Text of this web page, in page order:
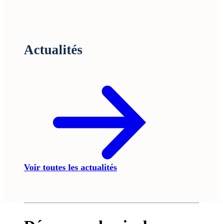
Actualités
Voir toutes les actualités